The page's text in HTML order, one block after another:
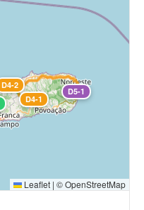
D4-1
D4-2
D5-1
Leaflet | ©OpenStreetMap